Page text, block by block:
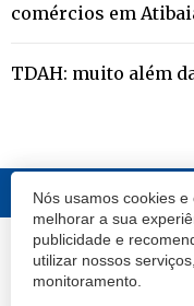
Nós usamos cookies
melhorar a sua
publicidade e
utilizar nossos
monitoramento.
comércios em
TDAH: muito além
© 2020 Atibaia Hoje.Todos
Termos e